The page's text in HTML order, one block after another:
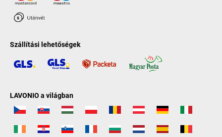
Szállítási lehetőségek
LAVONIO a világban